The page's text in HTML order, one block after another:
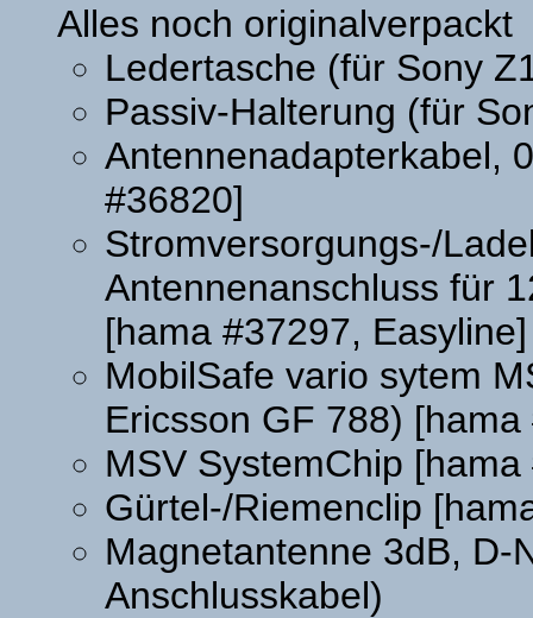
Alles noch originalverpackt
Ledertasche (für Sony
Passiv-Halterung (für
Antennenadapterkabel,
#36820]
Stromversorgungs-/
Antennenanschluss für
[hama #37297, Easyline]
MobilSafe vario sytem
Ericsson GF 788)
MSV SystemChip
Gürtel-/Riemenclip
Magnetantenne 3dB, D-
Anschlusskabel)